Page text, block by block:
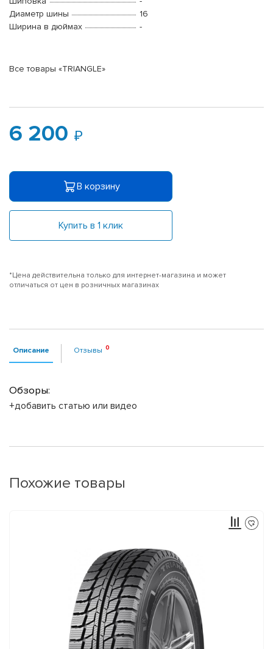
Диаметр шины
16
Ширина в дюймах
-
Все товары «TRIANGLE»
6 200
В корзину
Купить в 1 клик
*Цена действительна только для интернет-магазина и может
отличаться от цен в розничных магазинах
Описание Отзывы
Обзоры:
+добавить статью или видео
Похожие товары